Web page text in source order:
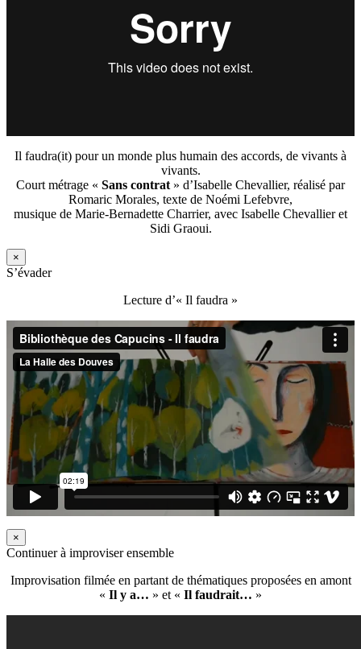
Il faudra(it) pour un monde plus humain des accords, de vivants à
vivants.
Court métrage « Sans contrat » d’Isabelle Chevallier, réalisé par
Romaric Morales, texte de Noémi Lefebvre,
musique de Marie-Bernadette Charrier, avec Isabelle Chevallier et
Sidi Graoui.
×
S’évader
Lecture d’« Il faudra »
×
Continuer à improviser ensemble
Improvisation filmée en partant de thématiques proposées en amont
« Il y a… » et « Il faudrait… »